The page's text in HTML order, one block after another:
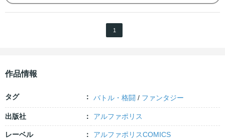
1
作品情報
タグ バトル・格闘 / ファンタジー
出版社 アルファポリス
レーベル アルファポリスCOMICS